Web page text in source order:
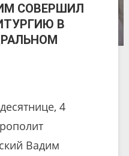
СОВЕРШИЛ
В
4
Вадим